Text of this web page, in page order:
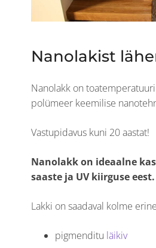
Nanolakist
Nanolakk on
polümeer keemilise
Vastupidavus kuni 20 aastat!
Nanolakk on ideaalne
saaste ja UV kiirguse eest.
Lakki on saadaval kolme
pigmenditu läikiv